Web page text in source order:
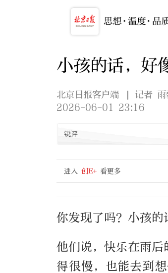
小孩的话，好
北京日报客户端
| 记者
2026-06-01 23:16
锐评
进入 创E+ 看更多
你发现了吗？小孩的
他们说，快乐在雨
得很慢，也能去到